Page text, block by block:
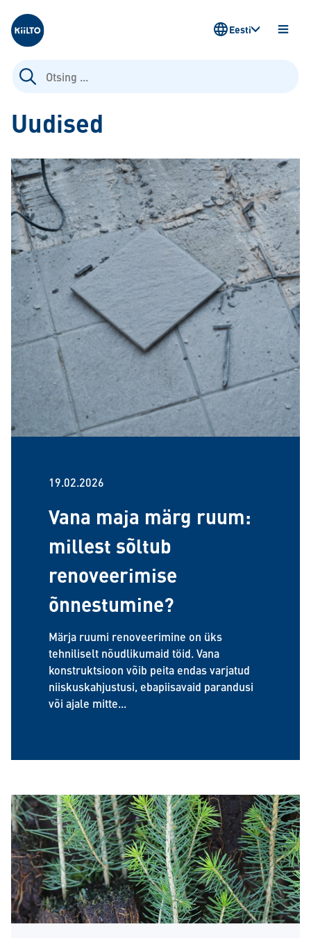
Kiilto Estonia
Otsi:
AVA
Eesti
Uudised
19.02.2026
Vana maja märg ruum:
millest sõltub
renoveerimise
õnnestumine?
Märja ruumi renoveerimine on üks
tehniliselt nõudlikumaid töid. Vana
konstruktsioon võib peita endas varjatud
niiskuskahjustusi, ebapiisavaid parandusi
või ajale mitte...